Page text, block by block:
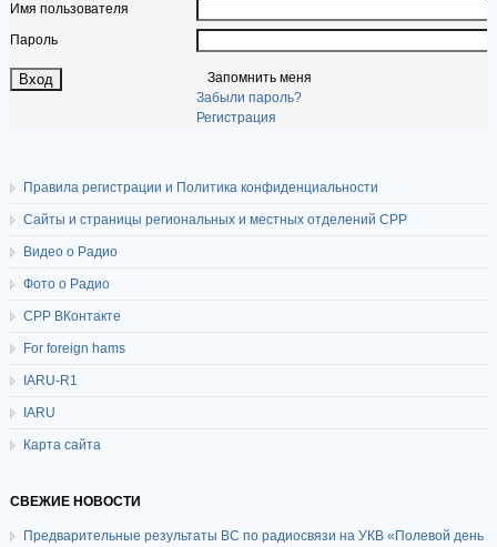
Имя пользователя
Пароль
Запомнить меня
Забыли пароль?
Регистрация
Правила регистрации и Политика конфиденциальности
Сайты и страницы региональных и местных отделений СРР
Видео о Радио
Фото о Радио
СРР ВКонтакте
For foreign hams
IARU-R1
IARU
Карта сайта
СВЕЖИЕ НОВОСТИ
Предварительные результаты ВС по радиосвязи на УКВ «Полевой день